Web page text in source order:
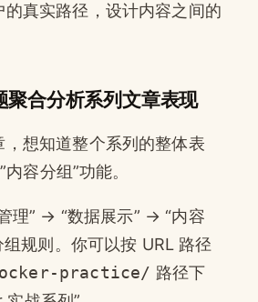
真实路径，设计内容之间的
聚合分析系列文章表现
想知道整个系列的整体表
容分组”功能。
理” → “数据展示” → “内容
规则。你可以按 URL 路径
practice/ 路径下